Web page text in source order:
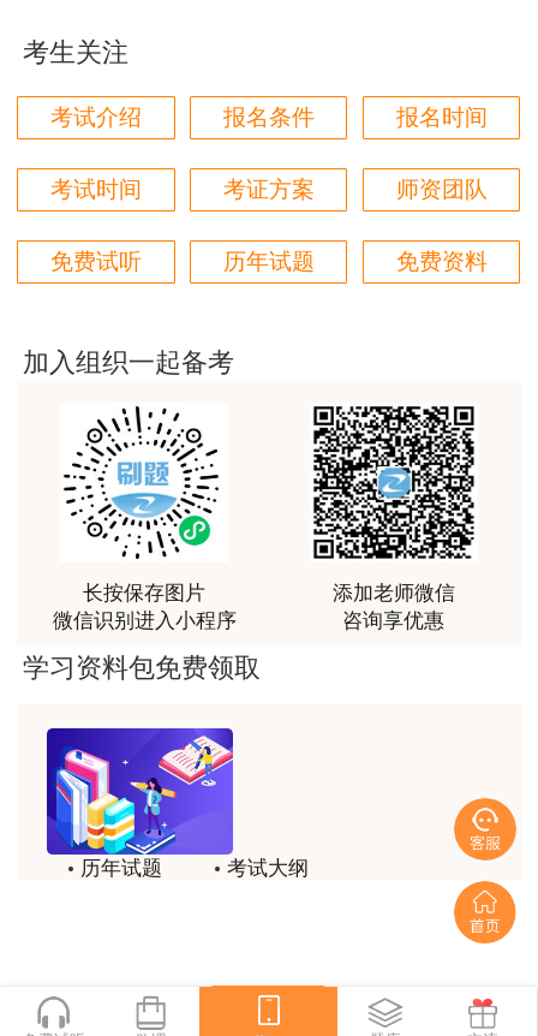
老师们讲的很好，通俗易懂，对小白很友好
用户li****11
建筑专业跟网校过了，今年考其他安全，还是选择网
校。
用户m6****57
师资过硬，学习无忧，感觉自已选对了
富生动。
用户m3****68
课程清晰易懂，便于记忆，老师重难点讲解也很清晰
用户we****66
跟着老师学习理解的特别快，比自己学习容易多了
用户m0****66
贾老师讲的很有水平，这次考过全靠他了
用户m0****68
用户m1****68
回顾整个学习过程，我收获的不仅是证书和技能，更
重要的是养成了持续学习的习惯和自我驱动力；这门
网课像一位循循善诱的引路人，让我相信只要选对方
法、坚持行动，每个人都能突破自己的天花板，真心
感谢这段旅程，未来我也会继续在这里深耕，向更高
讲解的很有条理，思路清晰，推荐
考生关注
考试介绍 报名条件 报名时间
考试时间 考证方案 师资团队
免费试听 历年试题 免费资料
加入组织一起备考
长按保存图片
微信识别进入小程序
添加老师微信
咨询享优惠
学习资料包免费领取
历年试题
考试大纲